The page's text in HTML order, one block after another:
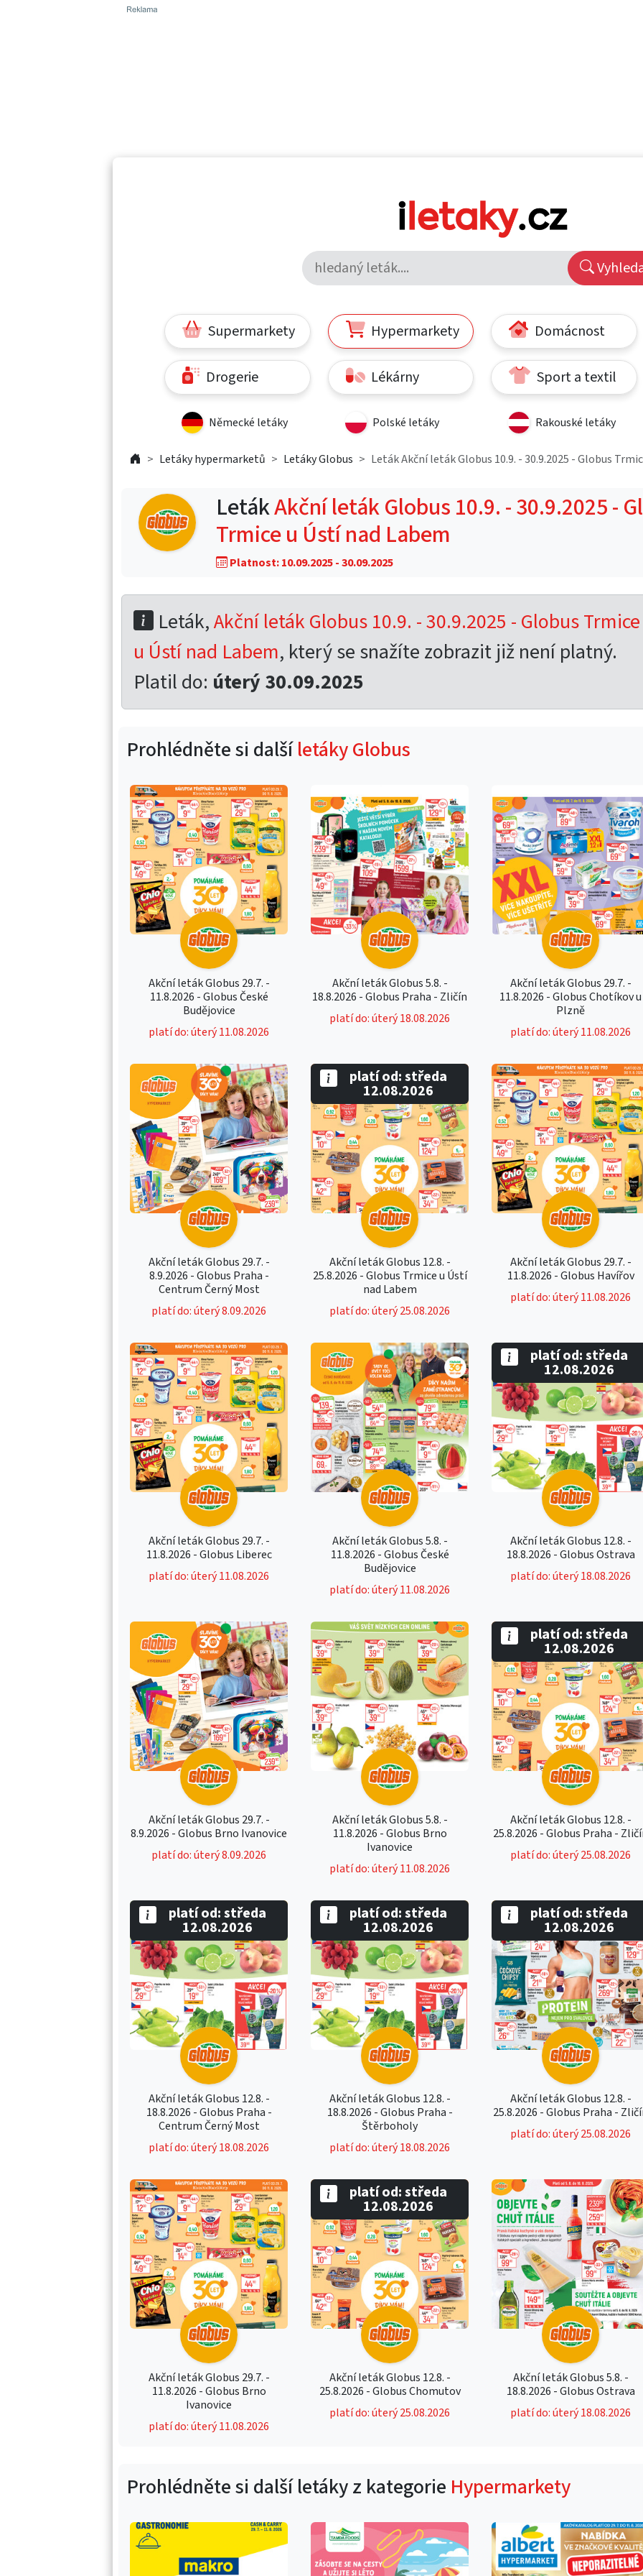
Supermarkety Hypermarkety Domácnost
Drogerie Lékárny Sport a textil
Německé letáky Polské letáky Rakouské letáky
Letáky hypermarketů Letáky Globus Leták Akční leták Globus 10.9. - 30.9.2025 - Globus
LetákAkční leták Globus 10.9. - 30.9.2025 -
Trmice u Ústí nad Labem
Platnost: 10.09.2025 - 30.09.2025
Leták,Akční leták Globus 10.9. - 30.9.2025 - Globus Trmice
u Ústí nad Labem, který se snažíte zobrazit již není platný.
Platil do: úterý 30.09.2025
Prohlédněte si dalšíletáky Globus
Akční leták Globus 29.7. -
11.8.2026 - Globus České
Budějovice
platí do: úterý 11.08.2026
Akční leták Globus 5.8. -
18.8.2026 - Globus Praha - Zličín
platí do: úterý 18.08.2026
Akční leták Globus 29.7. -
11.8.2026 - Globus Chotíkov u
Plzně
platí do: úterý 11.08.2026
Akční leták Globus 29.7. -
8.9.2026 - Globus Praha -
Centrum Černý Most
platí do: úterý 8.09.2026
Akční leták Globus 12.8. -
25.8.2026 - Globus Trmice u Ústí
nad Labem
platí do: úterý 25.08.2026
platí od: středa
12.08.2026
Akční leták Globus 29.7. -
11.8.2026 - Globus Havířov
platí do: úterý 11.08.2026
Akční leták Globus 29.7. -
11.8.2026 - Globus Liberec
platí do: úterý 11.08.2026
Akční leták Globus 5.8. -
11.8.2026 - Globus České
Budějovice
platí do: úterý 11.08.2026
Akční leták Globus 12.8. -
18.8.2026 - Globus Ostrava
platí do: úterý 18.08.2026
platí od: středa
12.08.2026
Akční leták Globus 29.7. -
8.9.2026 - Globus Brno Ivanovice
platí do: úterý 8.09.2026
Akční leták Globus 5.8. -
11.8.2026 - Globus Brno
Ivanovice
platí do: úterý 11.08.2026
Akční leták Globus 12.8. -
25.8.2026 - Globus Praha -
platí do: úterý 25.08.2026
platí od: středa
12.08.2026
Akční leták Globus 12.8. -
18.8.2026 - Globus Praha -
Centrum Černý Most
platí do: úterý 18.08.2026
platí od: středa
12.08.2026
Akční leták Globus 12.8. -
18.8.2026 - Globus Praha -
Štěrboholy
platí do: úterý 18.08.2026
platí od: středa
12.08.2026
Akční leták Globus 12.8. -
25.8.2026 - Globus Praha -
platí do: úterý 25.08.2026
platí od: středa
12.08.2026
Akční leták Globus 29.7. -
11.8.2026 - Globus Brno
Ivanovice
platí do: úterý 11.08.2026
Akční leták Globus 12.8. -
25.8.2026 - Globus Chomutov
platí do: úterý 25.08.2026
platí od: středa
12.08.2026
Akční leták Globus 5.8. -
18.8.2026 - Globus Ostrava
platí do: úterý 18.08.2026
Prohlédněte si další letáky z kategorie Hypermarkety